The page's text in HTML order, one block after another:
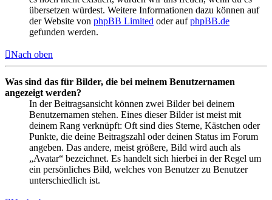
übersetzen würdest. Weitere Informationen dazu können auf
der Website von phpBB Limited oder aufphpBB.de
gefunden werden.
Nach oben
Was sind das für Bilder, die bei meinem Benutzernamen
angezeigt werden?
In der Beitragsansicht können zwei Bilder bei deinem
Benutzernamen stehen. Eines dieser Bilder ist meist mit
deinem Rang verknüpft: Oft sind dies Sterne, Kästchen oder
Punkte, die deine Beitragszahl oder deinen Status im Forum
angeben. Das andere, meist größere, Bild wird auch als
„Avatar“ bezeichnet. Es handelt sich hierbei in der Regel um
ein persönliches Bild, welches von Benutzer zu Benutzer
unterschiedlich ist.